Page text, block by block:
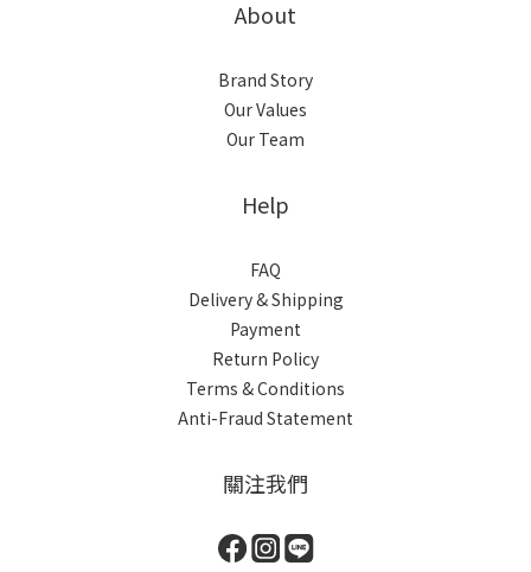
About
Brand Story
Our Values
Our Team
Help
FAQ
Delivery & Shipping
Payment
Return Policy
Terms & Conditions
Anti-Fraud Statement
關注我們